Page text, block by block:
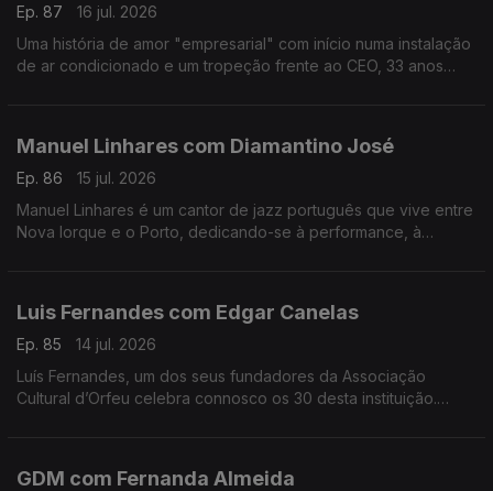
Ep. 87
16 jul. 2026
Uma história de amor "empresarial" com início numa instalação
de ar condicionado e um tropeção frente ao CEO, 33 anos
Manuel Linhares com Diamantino José
Ep. 86
15 jul. 2026
Manuel Linhares é um cantor de jazz português que vive entre
Nova Iorque e o Porto, dedicando-se à performance, à
Luis Fernandes com Edgar Canelas
Ep. 85
14 jul. 2026
Luís Fernandes, um dos seus fundadores da Associação
Cultural d’Orfeu celebra connosco os 30 desta instituição.
GDM com Fernanda Almeida